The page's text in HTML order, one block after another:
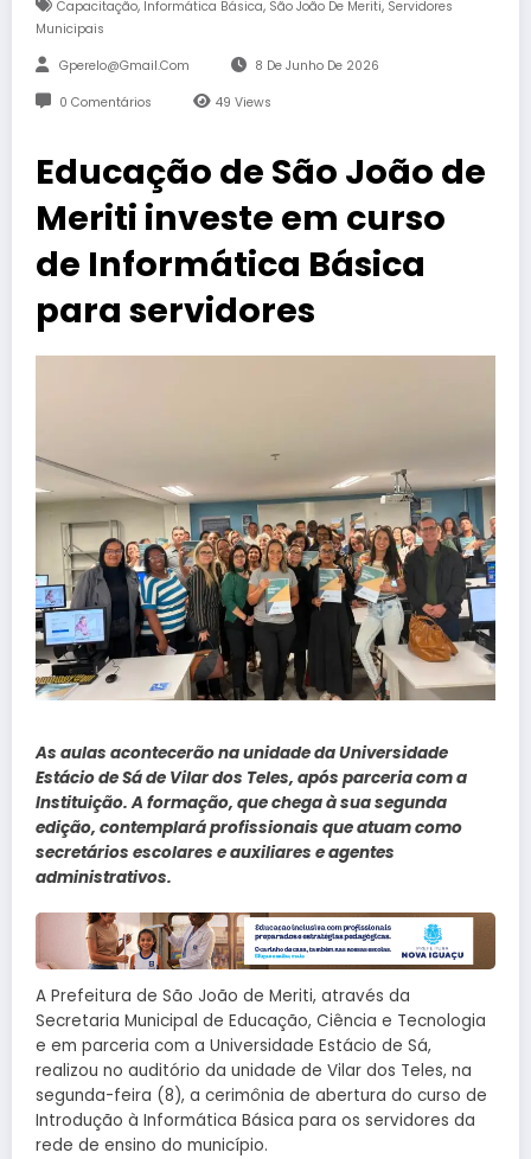
Capacitação, Informática Básica, São João De Meriti, Servidores
Municipais
Gperelo@gmail.com 8 De Junho De 2026
0 Comentários 49 Views
Educação de São João de
Meriti investe em curso
de Informática Básica
para servidores
As aulas acontecerão na unidade da Universidade
Estácio de Sá de Vilar dos Teles, após parceria com a
Instituição. A formação, que chega à sua segunda
edição, contemplará profissionais que atuam como
secretários escolares e auxiliares e agentes
administrativos.
A Prefeitura de São João de Meriti, através da
Secretaria Municipal de Educação, Ciência e Tecnologia
e em parceria com a Universidade Estácio de Sá,
realizou no auditório da unidade de Vilar dos Teles, na
segunda-feira (8), a cerimônia de abertura do curso de
Introdução à Informática Básica para os servidores da
rede de ensino do município.